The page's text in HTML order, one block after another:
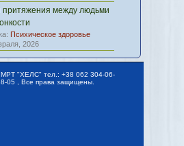
притяжения между людьми
Психическое здоровье
2026
"ХЕЛС" тел.: +38 062 304-06-
05 , Все права защищены.